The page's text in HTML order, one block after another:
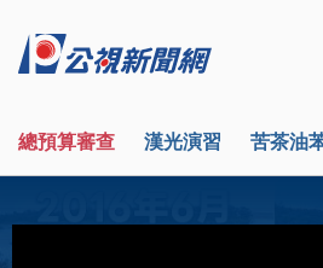
總預算審查 漢光演習 苦茶油